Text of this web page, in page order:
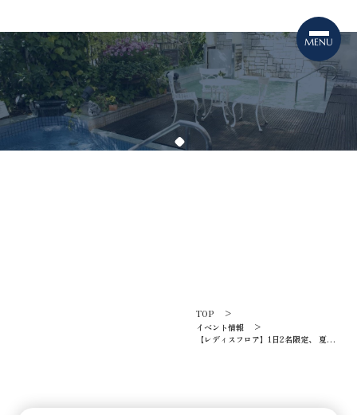
TOP
イベント情報
【レディスフロア】1日2名限定、 夏の